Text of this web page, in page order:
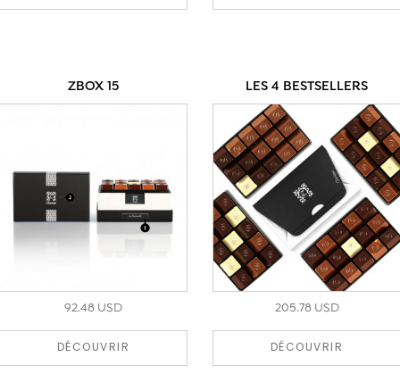
ZBOX 15
92.48 USD
DÉCOUVRIR
LES 4 BESTSELLERS
205.78 USD
DÉCOUVRIR